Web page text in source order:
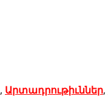
, Արտադրութիւններ,